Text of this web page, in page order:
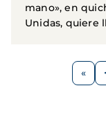
mano», en
Unidas, quiere
Paginación